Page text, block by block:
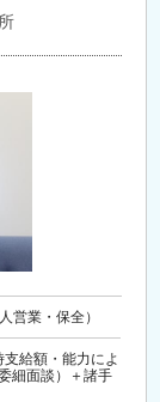
営業・保全）
給額・能力によ
細面談）＋諸手